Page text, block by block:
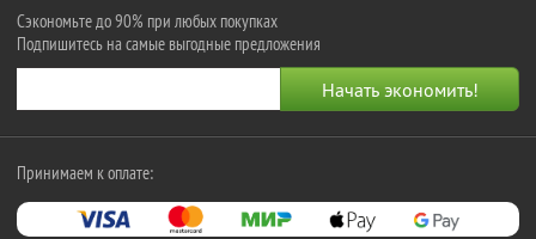
Сэкономьте до 90% при любых покупках
Подпишитесь на самые выгодные предложения
Принимаем к оплате: